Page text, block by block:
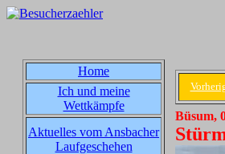
Home
Ich und meine
Wettkämpfe
Aktuelles vom Ansbacher
Laufgeschehen
Büsum,